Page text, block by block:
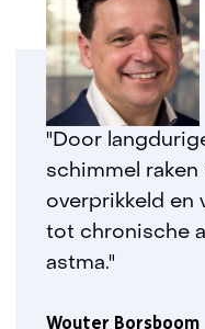
"Door
schimmel
overprikkeld en
tot chronische
astma."
Wouter Borsboom